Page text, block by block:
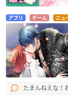
アプリ ゲーム ニュ
たまんねえな！